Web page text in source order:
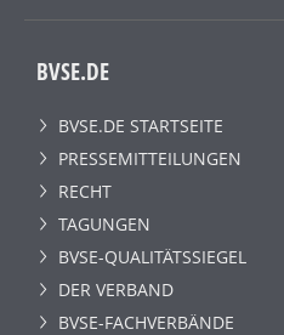
BVSE.DE
BVSE.DE STARTSEITE
PRESSEMITTEILUNGEN
RECHT
TAGUNGEN
BVSE-QUALITÄTSSIEGEL
DER VERBAND
BVSE-FACHVERBÄNDE